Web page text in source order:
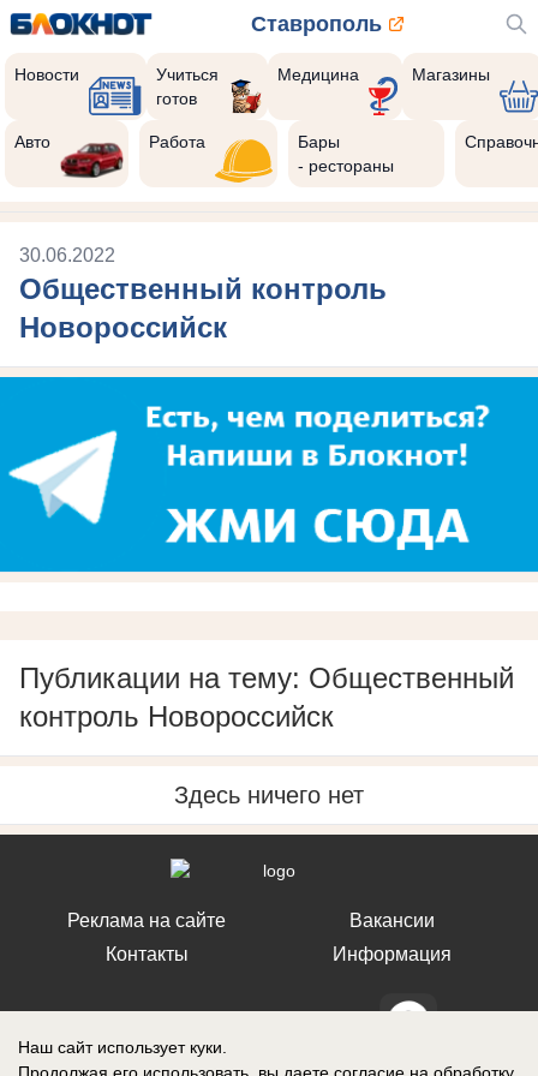
Ставрополь
Новости
Учиться
готов
Медицина Магазины
Авто Работа
Бары
- рестораны
30.06.2022
Общественный контроль
Новороссийск
Публикации на тему: Общественный
контроль Новороссийск
Здесь ничего нет
Реклама на сайте
Контакты
Вакансии
Информация
Наш сайт использует куки.